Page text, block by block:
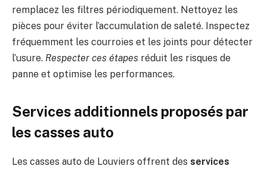
remplacez les filtres périodiquement. Nettoyez les
pièces pour éviter l’accumulation de saleté. Inspectez
fréquemment les courroies et les joints pour détecter
l’usure. Respecter ces étapes réduit les risques de
panne et optimise les performances.
Services additionnels proposés par
les casses auto
Les casses auto de Louviers offrent des services